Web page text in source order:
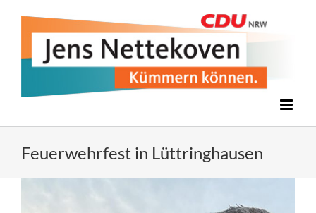
Feuerwehrfest in Lüttringhausen
Zeige